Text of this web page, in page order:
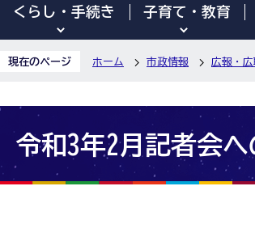
くらし・手続き 子育て・教育
現在のページ ホーム 市政情報 広報・広
令和3年2月記者会